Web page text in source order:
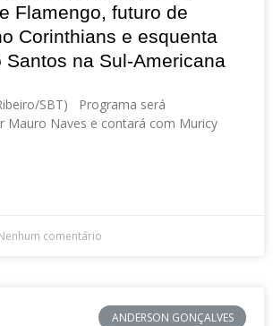
Flamengo, futuro de
Corinthians e esquenta
Santos na Sul-Americana
SBT) Programa será
Mauro Naves e contará com Muricy
comentário
ANDERSON GONÇALVES